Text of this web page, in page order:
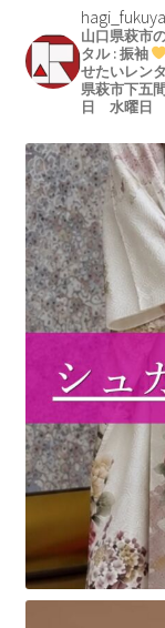
hagi_fukuya
山口県萩市
タル : 振袖
せたいレン
県萩市下五
日 水曜日